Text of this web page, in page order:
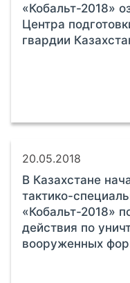
«Кобальт-2018»
Центра
гвардии
20.05.2018
В Казахстане
тактико-
«Кобальт-2018»
действия по
вооруженных